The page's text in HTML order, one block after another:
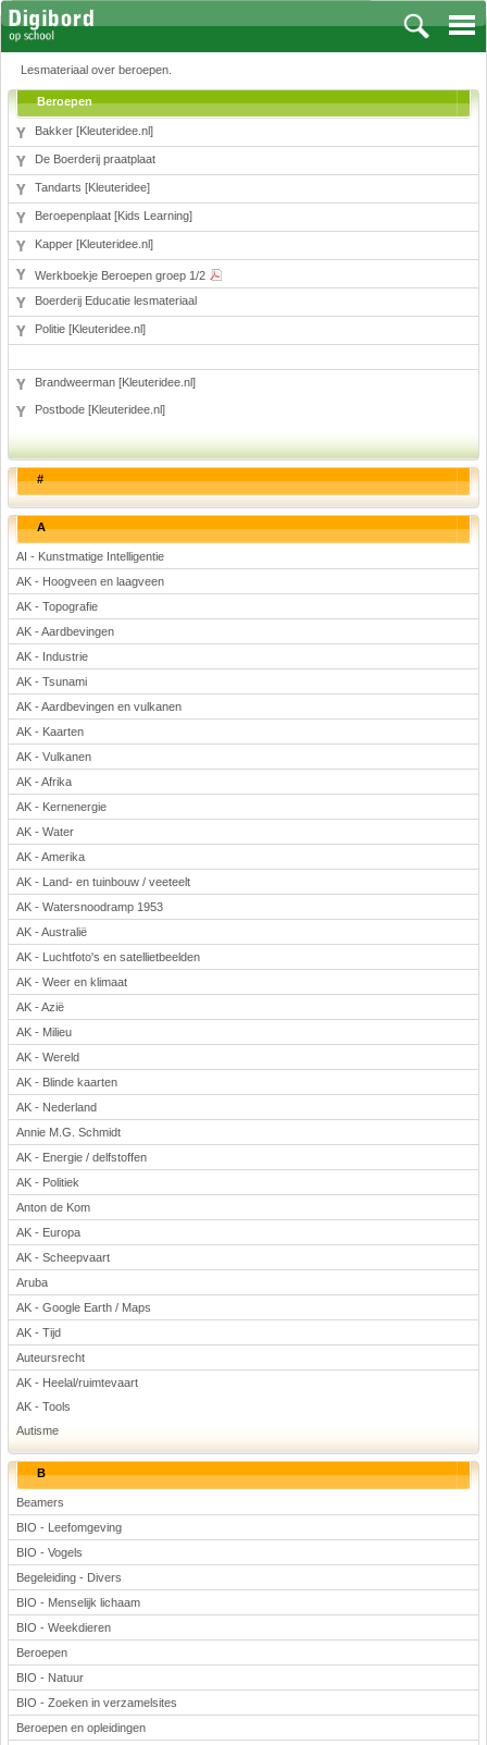
Vakken
Aardrijkskunde
Biologie
Engels
Frans, Duits, Chinees, Spaans
Geschiedenis
Handvaardigheid en Tekenen
Levensbeschouwing
Lichamelijke opvoeding
Natuurkunde
Nederlands
Rekenen
Scheikunde
Sport
Techniek
Verkeer
Wiskunde
Onderwerpen
Apps en tablets
Collecties digibord
Digiborden / touchscreens
Digibordtools
Downloads basisonderwijs
Herfst
Kerstmis
Kinder-/Jeugdboeken
Lente
Onderbouw PO
Pasen
Voetbal
Lesmateriaal over beroepen.
Beroepen
Bakker [Kleuteridee.nl]
De Boerderij praatplaat
Tandarts [Kleuteridee]
Beroepenplaat [Kids Learning]
Kapper [Kleuteridee.nl]
Werkboekje Beroepen groep 1/2
Boerderij Educatie lesmateriaal
Politie [Kleuteridee.nl]
Brandweerman [Kleuteridee.nl]
Postbode [Kleuteridee.nl]
#
A
AI - Kunstmatige Intelligentie
AK - Hoogveen en laagveen
AK - Topografie
AK - Aardbevingen
AK - Industrie
AK - Tsunami
AK - Aardbevingen en vulkanen
AK - Kaarten
AK - Vulkanen
AK - Afrika
AK - Kernenergie
AK - Water
AK - Amerika
AK - Land- en tuinbouw / veeteelt
AK - Watersnoodramp 1953
AK - Australië
AK - Luchtfoto's en satellietbeelden
AK - Weer en klimaat
AK - Azië
AK - Milieu
AK - Wereld
AK - Blinde kaarten
AK - Nederland
Annie M.G. Schmidt
AK - Energie / delfstoffen
AK - Politiek
Anton de Kom
AK - Europa
AK - Scheepvaart
Aruba
AK - Google Earth / Maps
AK - Tijd
Auteursrecht
AK - Heelal/ruimtevaart
AK - Tools
Autisme
B
Beamers
BIO - Leefomgeving
BIO - Vogels
Begeleiding - Divers
BIO - Menselijk lichaam
BIO - Weekdieren
Beroepen
BIO - Natuur
BIO - Zoeken in verzamelsites
Beroepen en opleidingen